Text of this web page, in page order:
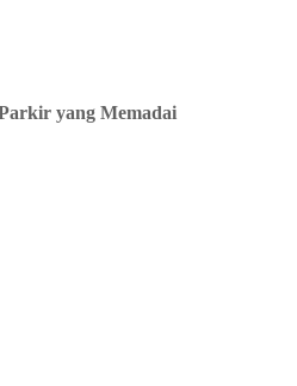
yang Memadai